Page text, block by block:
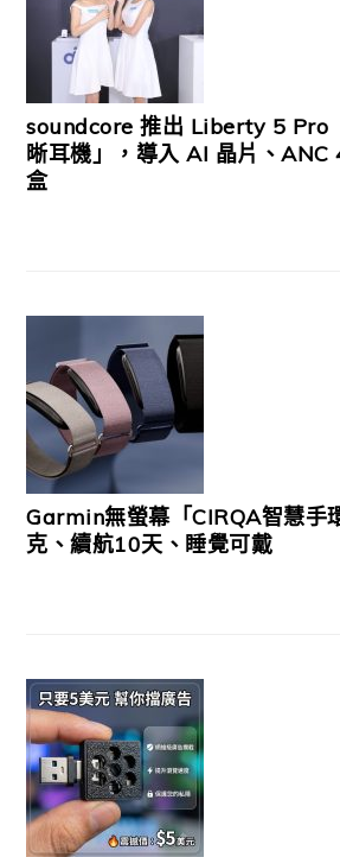
soundcore 推出 Liberty 5 Pro
晰耳機」，導入 AI 晶片、ANC
盒
Garmin無螢幕「CIRQA智慧手
克、續航10天、睡覺可戴